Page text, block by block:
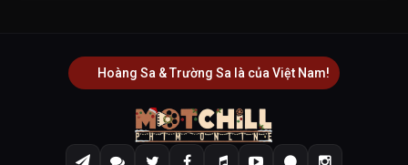
Hoàng Sa & Trường Sa là của Việt Nam!